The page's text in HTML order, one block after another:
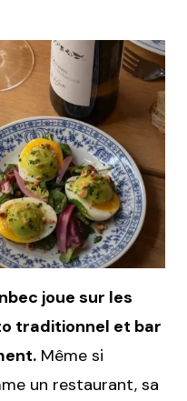
joue sur les
traditionnel et bar
Même si
un restaurant, sa